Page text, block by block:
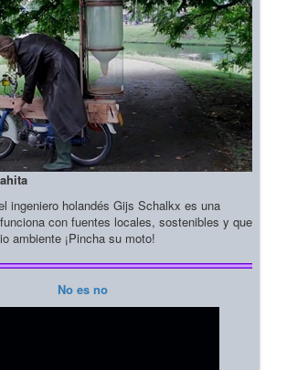
ingeniero holandés Gijs Schalkx es una
con fuentes locales, sostenibles y que
ambiente ¡Pincha su moto!
No es no